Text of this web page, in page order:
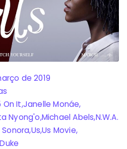
de 2019
On It,Janelle Monáe,
Nyong'o,Michael Abels,N.W.A.
,Us,Us Movie,